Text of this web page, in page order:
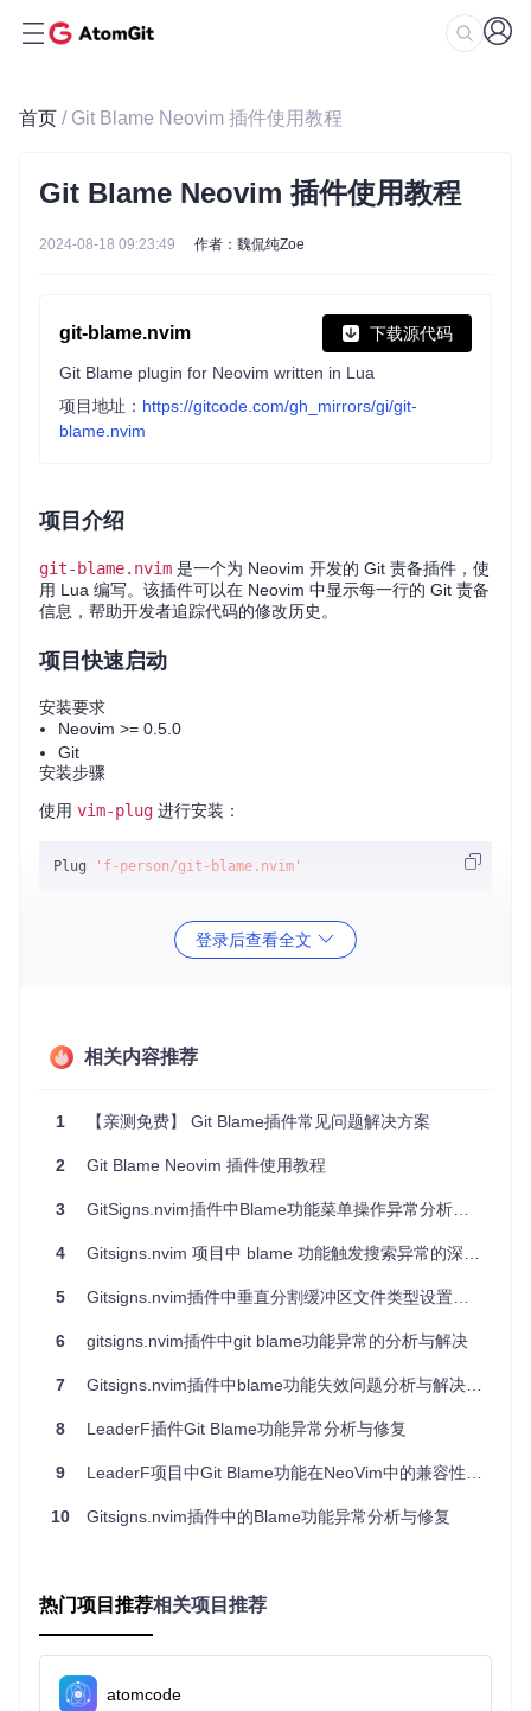
首页 / Git Blame Neovim 插件使用教程
Git Blame Neovim 插件使用教程
2024-08-18 09:23:49 作者：魏侃纯Zoe
git-blame.nvim 下载源代码
Git Blame plugin for Neovim written in Lua
项目地址： https://gitcode.com/gh_mirrors/gi/git-
blame.nvim
项目介绍
git-blame.nvim 是一个为 Neovim 开发的 Git 责备插件，使
用 Lua 编写。该插件可以在 Neovim 中显示每一行的 Git 责备
信息，帮助开发者追踪代码的修改历史。
项目快速启动
安装要求
Neovim >= 0.5.0
Git
安装步骤
使用 vim-plug 进行安装：
Plug 'f-person/git-blame.nvim'
init.lua中添加配置：
应用案例
假设你正在审查一个复杂的代码库，使用
从而更好地理解代码的演变过程。
最佳实践
定期使用
：在日常开发中定期使用git-blame 查看代码
历史，有助于理解代码的上下文和逻辑。
ugitive.vim）结合使用，可以进一步提升开发效率。
典型生态项目
结合
fugitive.vim
fugitive.vim是一个强大的 Git 集成插件，与git-blame.
lame.nvim使用，可以在代码编辑的同时查看代码的历史修
改信息，提升代码审查的效率。
通过以上步骤和案例，你可以快速上手并充分利用git-blam
e.nvim插件，提升你的代码审查和开发效率。
登录后查看全文
相关内容推荐
1 【亲测免费】 Git Blame插件常见问题解决方案
2 Git Blame Neovim 插件使用教程
3 GitSigns.nvim插件中Blame功能菜单操作异常分析与修复
4 Gitsigns.nvim 项目中 blame 功能触发搜索异常的深度解析
5 Gitsigns.nvim插件中垂直分割缓冲区文件类型设置优化
6 gitsigns.nvim插件中git blame功能异常的分析与解决
7 Gitsigns.nvim插件中blame功能失效问题分析与解决方案
8 LeaderF插件Git Blame功能异常分析与修复
9 LeaderF项目中Git Blame功能在NeoVim中的兼容性问题解析
10 Gitsigns.nvim插件中的Blame功能异常分析与修复
热门项目推荐相关项目推荐
atomcode